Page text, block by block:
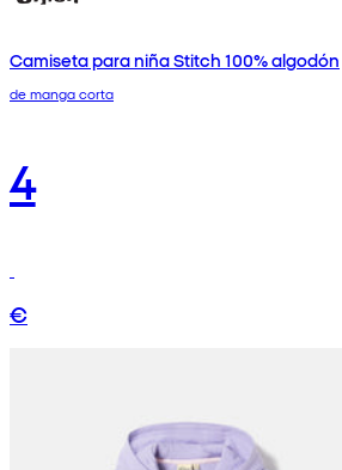
Camiseta para niña Stitch 100% algodón
de manga corta
4
€